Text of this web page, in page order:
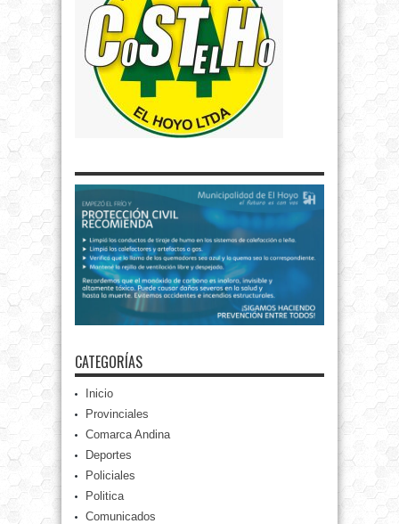
CATEGORÍAS
Inicio
Provinciales
Comarca Andina
Deportes
Policiales
Politica
Comunicados